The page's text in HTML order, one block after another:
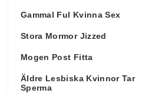
Gammal Ful Kvinna Sex
Stora Mormor Jizzed
Mogen Post Fitta
Äldre Lesbiska Kvinnor Tar
Sperma